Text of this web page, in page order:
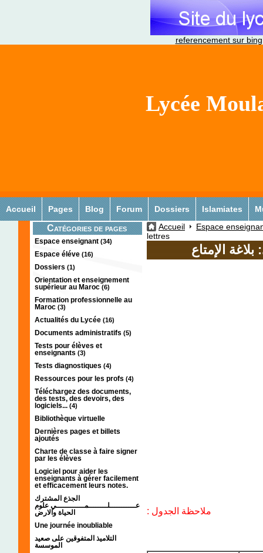
referencement sur bing
Lycée
Accueil Pages Blog Forum Dossiers Islamiates
Catégories de pages
Espace enseignant (34)
Espace éléve (16)
Dossiers (1)
Orientation et enseignement
supérieur au Maroc (6)
Formation professionnelle au
Maroc (3)
Actualités du Lycée (16)
Documents administratifs (5)
Tests pour élèves et
enseignants (3)
Tests diagnostiques (4)
Ressources pour les profs (4)
Téléchargez des documents,
des tests, des devoirs, des
logiciels... (4)
Bibliothèque virtuelle
Dernières pages et billets
ajoutés
Charte de classe à faire signer
par les élèves
Logiciel pour aider les
enseignants à gérer facilement
et efficacement leurs notes.
الجذع المشترك
عـــــــــــلــــــــمــــــــــــي علوم
الحياة والارض
Une journée inoubliable
التلاميذ المتفوقين على صعيد
الموسسة
Accueil
Espace
lettres
ملاحظة الجدول :